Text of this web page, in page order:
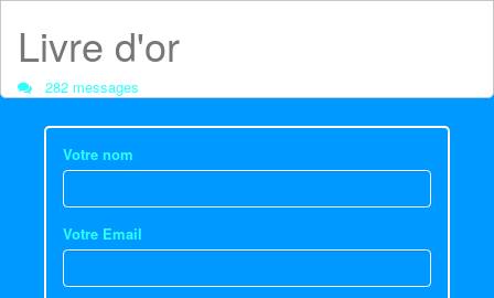
Livre d'or
282 messages
Votre nom
Votre Email